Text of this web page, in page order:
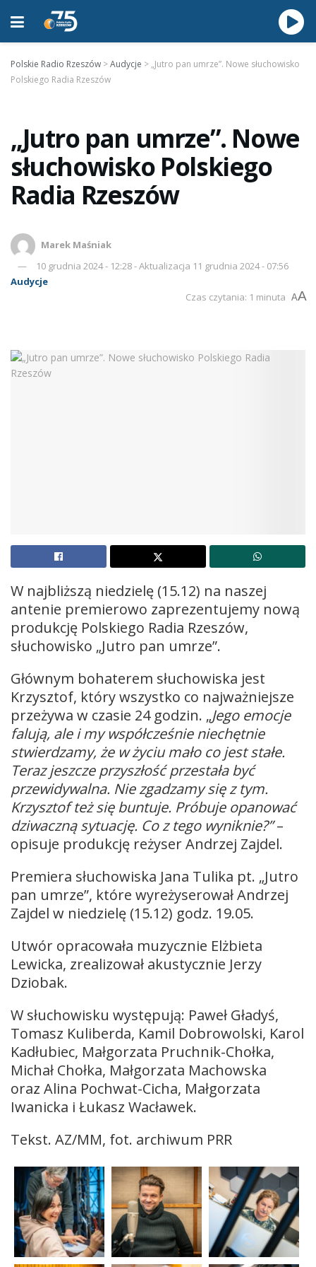
Polskie Radio Rzeszów >Audycje > „Jutro pan umrze”. Nowe słuchowisko
Polskiego Radia Rzeszów
„Jutro pan umrze”. Nowe
słuchowisko Polskiego
Radia Rzeszów
Marek Maśniak
10 grudnia 2024 - 12:28 - Aktualizacja 11 grudnia 2024 - 07:56
Audycje
Czas czytania: 1 minuta AA
W najbliższą niedzielę (15.12) na naszej
antenie premierowo zaprezentujemy nową
produkcję Polskiego Radia Rzeszów,
słuchowisko „Jutro pan umrze”.
Głównym bohaterem słuchowiska jest
Krzysztof, który wszystko co najważniejsze
przeżywa w czasie 24 godzin. „Jego emocje
falują, ale i my współcześnie niechętnie
stwierdzamy, że w życiu mało co jest stałe.
Teraz jeszcze przyszłość przestała być
przewidywalna. Nie zgadzamy się z tym.
Krzysztof też się buntuje. Próbuje opanować
dziwaczną sytuację. Co z tego wyniknie?”–
opisuje produkcję reżyser Andrzej Zajdel.
Premiera słuchowiska Jana Tulika pt. „Jutro
pan umrze”, które wyreżyserował Andrzej
Zajdel w niedzielę (15.12) godz. 19.05.
Utwór opracowała muzycznie Elżbieta
Lewicka, zrealizował akustycznie Jerzy
Dziobak.
W słuchowisku występują: Paweł Gładyś,
Tomasz Kuliberda, Kamil Dobrowolski, Karol
Kadłubiec, Małgorzata Pruchnik-Chołka,
Michał Chołka, Małgorzata Machowska
oraz Alina Pochwat-Cicha, Małgorzata
Iwanicka i Łukasz Wacławek.
Tekst. AZ/MM, fot. archiwum PRR